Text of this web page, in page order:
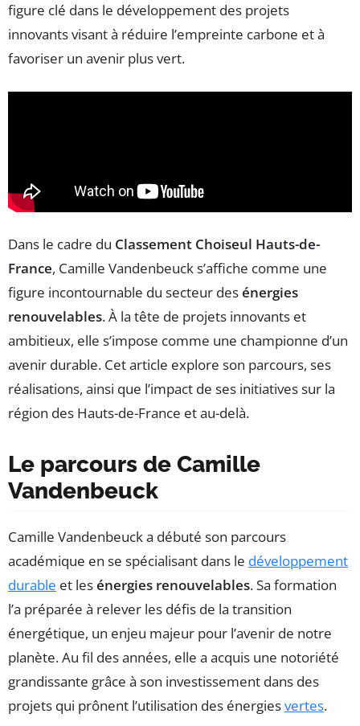
figure clé dans le développement des projets
innovants visant à réduire l’empreinte carbone et à
favoriser un avenir plus vert.
Dans le cadre du Classement Choiseul Hauts-de-
France, Camille Vandenbeuck s’affiche comme une
figure incontournable du secteur desénergies
renouvelables. À la tête de projets innovants et
ambitieux, elle s’impose comme une championne d’un
avenir durable. Cet article explore son parcours, ses
réalisations, ainsi que l’impact de ses initiatives sur la
région des Hauts-de-France et au-delà.
Le parcours de Camille
Vandenbeuck
Camille Vandenbeuck a débuté son parcours
académique en se spécialisant dans le développement
durable et lesénergies renouvelables. Sa formation
l’a préparée à relever les défis de la transition
énergétique, un enjeu majeur pour l’avenir de notre
planète. Au fil des années, elle a acquis une notoriété
grandissante grâce à son investissement dans des
projets qui prônent l’utilisation des énergiesvertes.